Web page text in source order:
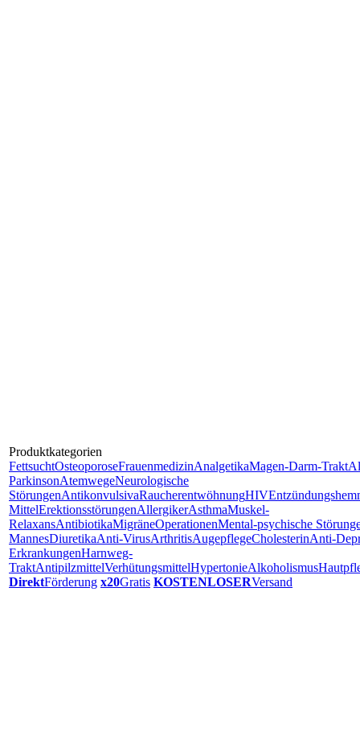
Produktkategorien
FettsuchtOsteoporoseFrauenmedizinAnalgetikaMagen-Darm-Trakt
ParkinsonAtemwegeNeurologische
StörungenAntikonvulsivaRaucherentwöhnungHIV
MittelErektionsstörungenAllergikerAsthmaMuskel-
RelaxansAntibiotikaMigräneOperationenMental-psychische
MannesDiuretikaAnti-VirusArthritisAugepflegeCholesterinAnti-
ErkrankungenHarnweg-
TraktAntipilzmittelVerhütungsmittelHypertonieAlkoholismus
DirektFörderung x20Gratis KOSTENLOSERVersand